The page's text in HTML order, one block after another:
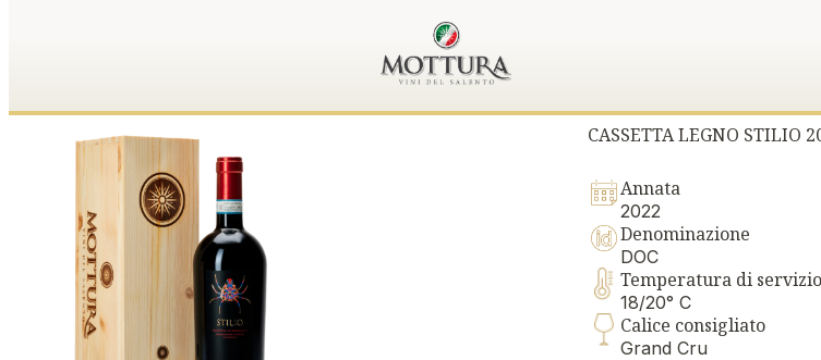
CASSETTA LEGNO STILIO
Annata
2022
Denominazione
DOC
Temperatura di servizio
18/20° C
Calice consigliato
Grand Cru